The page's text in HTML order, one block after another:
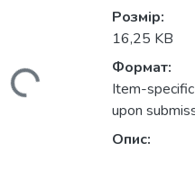
Вантажиться...
Розмір:
16,25 KB
Формат:
Item-
upon
Опис: